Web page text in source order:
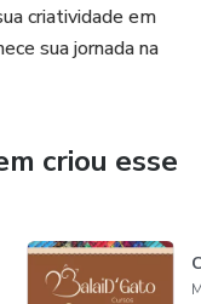
criatividade em
sua jornada na
criou esse